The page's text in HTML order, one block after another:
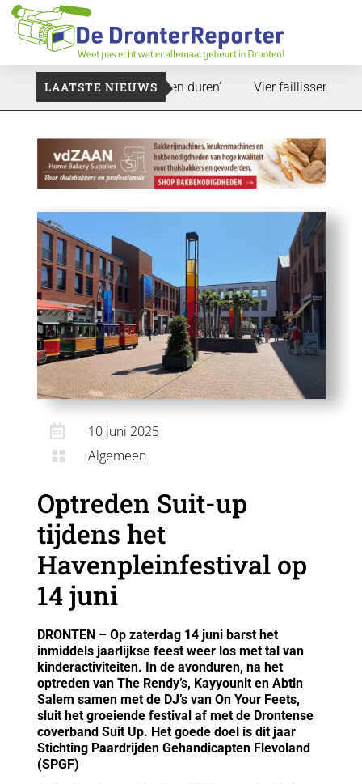
LAATSTE NIEUWS
zal ook nog wel even duren’ Vier faillissementen in
 10 juni 2025
 Algemeen
Optreden Suit-up
tijdens het
Havenpleinfestival op
14 juni
DRONTEN – Op zaterdag 14 juni barst het
inmiddels jaarlijkse feest weer los met tal van
kinderactiviteiten. In de avonduren, na het
optreden van The Rendy’s, Kayyounit en Abtin
Salem samen met de DJ’s van On Your Feets,
sluit het groeiende festival af met de Drontense
coverband Suit Up. Het goede doel is dit jaar
Stichting Paardrijden Gehandicapten Flevoland
(SPGF)